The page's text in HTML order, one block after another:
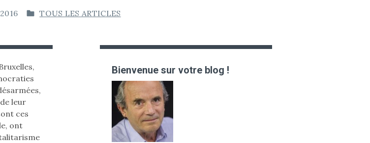
P
I
É
D
A
N
TOUS LES ARTICLES
leur
ces
ont
Bienvenue sur votre blog !